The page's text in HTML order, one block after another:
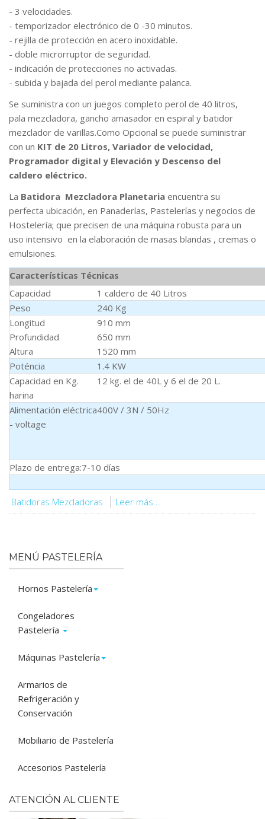
- 3 velocidades.
- temporizador electrónico de 0 -30 minutos.
- rejilla de protección en acero inoxidable.
- doble microrruptor de seguridad.
- indicación de protecciones no activadas.
- subida y bajada del perol mediante palanca.
Se suministra con un juegos completo perol de 40 litros,
pala mezcladora, gancho amasador en espiral y batidor
mezclador de varillas.Como Opcional se puede suministrar
con un KIT de 20 Litros, Variador de velocidad,
Programador digital y Elevación y Descenso del
caldero eléctrico.
La Batidora Mezcladora Planetaria encuentra su
perfecta ubicación, en Panaderías, Pastelerías y negocios de
Hostelería; que precisen de una máquina robusta para un
uso intensivo en la elaboración de masas blandas , cremas o
emulsiones.
Características Técnicas
Capacidad
1 caldero de 40 Litros
Peso
240 Kg
Longitud
Profundidad
Altura
910 mm
650 mm
1520 mm
Poténcia
1.4 KW
Capacidad en Kg.
harina
12 kg. el de 40L y 6 el de 20 L.
Alimentación eléctrica
- voltage
400V / 3N / 50Hz
Plazo de entrega:7-10 días
Batidoras Mezcladoras Leer más...
MENÚ PASTELERÍA
Hornos Pastelería
Congeladores
Pastelería
Máquinas Pastelería
Armarios de
Refrigeración y
Conservación
Mobiliario de Pastelería
Accesorios Pastelería
ATENCIÓN AL CLIENTE